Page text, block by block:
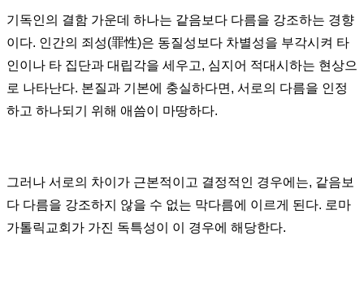
기독인의 결함 가운데 하나는 같음보다 다름을 강조하는 경향
이다. 인간의 죄성(罪性)은 동질성보다 차별성을 부각시켜 타
인이나 타 집단과 대립각을 세우고, 심지어 적대시하는 현상으
로 나타난다. 본질과 기본에 충실하다면, 서로의 다름을 인정
하고 하나되기 위해 애씀이 마땅하다.
그러나 서로의 차이가 근본적이고 결정적인 경우에는, 같음보
다 다름을 강조하지 않을 수 없는 막다름에 이르게 된다. 로마
가톨릭교회가 가진 독특성이 이 경우에 해당한다.